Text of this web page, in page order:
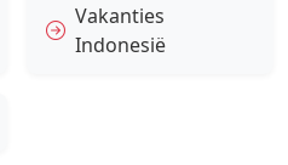
Vakanties
Indonesië